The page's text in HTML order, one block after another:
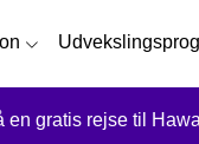
en gratis rejse til